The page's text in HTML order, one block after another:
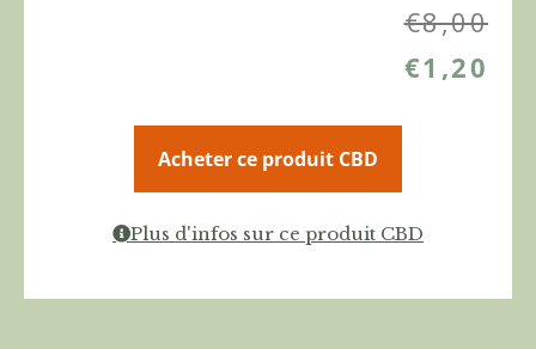
€8,00
€1,20
Acheter ce produit CBD
Plus d'infos sur ce produit CBD